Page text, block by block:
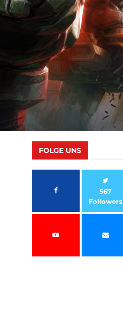
FOLGE UNS
567
Followers